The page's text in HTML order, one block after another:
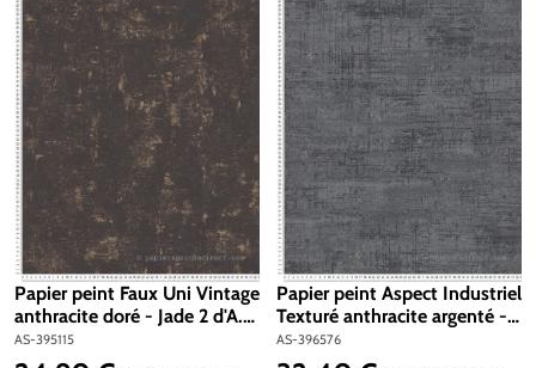
Papier peint Faux Uni Vintage
anthracite doré - Jade 2 d'A.S.
Création | Réf. AS-395115
AS-395115
Papier peint Aspect Industriel
Texturé anthracite argenté -
Stories of Life d'A.S. Création
| Réf. AS-396576
AS-396576